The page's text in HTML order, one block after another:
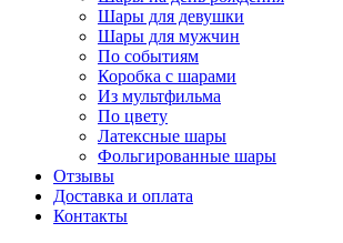
Шары для девушки
Шары для мужчин
По событиям
Коробка с шарами
Из мультфильма
По цвету
Латексные шары
Фольгированные шары
Отзывы
Доставка и оплата
Контакты